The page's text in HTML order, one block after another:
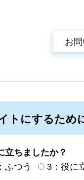
トにするため
立ちましたか？
ふつう
3：役に